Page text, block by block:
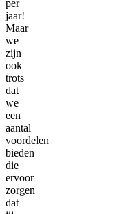
per
jaar!
Maar
we
zijn
ook
trots
dat
we
een
aantal
voordelen
bieden
die
ervoor
zorgen
dat